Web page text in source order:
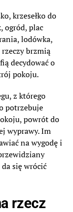
krzesełko do
ogród, plac
lodówka,
brzmią
decydować o
pokoju.
z którego
potrzebuje
powrót do
wyprawy. Im
na wygodę i
się wrócić
rzecz